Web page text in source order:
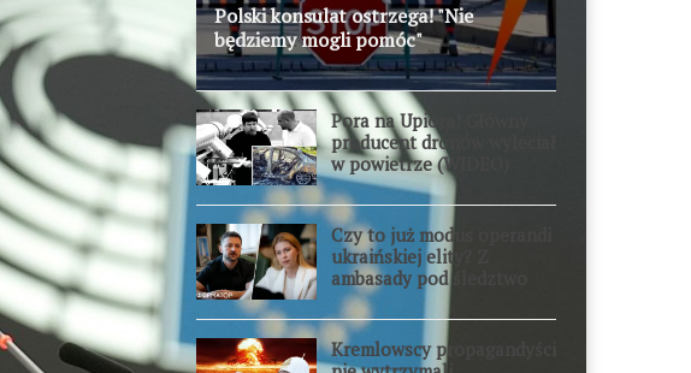
Polski konsulat ostrzega! "Nie
będziemy mogli pomóc"
Pora na Upiora! Główny
producent dronów wyleciał
w powietrze (WIDEO)
Czy to już modus operandi
ukraińskiej elity? Z
ambasady pod śledztwo
Kremlowscy propagandyści